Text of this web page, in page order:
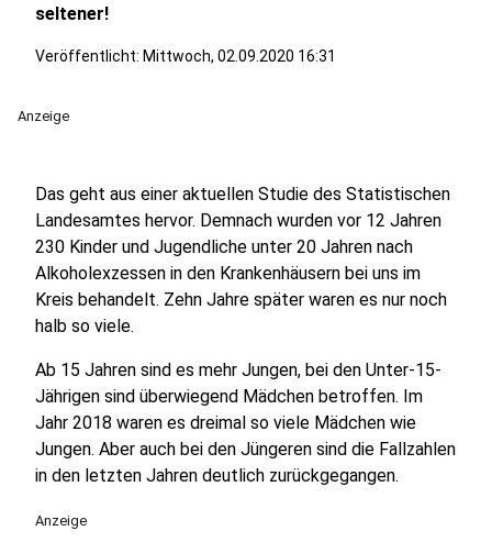
seltener!
Veröffentlicht: Mittwoch, 02.09.2020 16:31
Anzeige
Das geht aus einer aktuellen Studie des Statistischen
Landesamtes hervor. Demnach wurden vor 12 Jahren
230 Kinder und Jugendliche unter 20 Jahren nach
Alkoholexzessen in den Krankenhäusern bei uns im
Kreis behandelt. Zehn Jahre später waren es nur noch
halb so viele.
Ab 15 Jahren sind es mehr Jungen, bei den Unter-15-
Jährigen sind überwiegend Mädchen betroffen. Im
Jahr 2018 waren es dreimal so viele Mädchen wie
Jungen. Aber auch bei den Jüngeren sind die Fallzahlen
in den letzten Jahren deutlich zurückgegangen.
Anzeige